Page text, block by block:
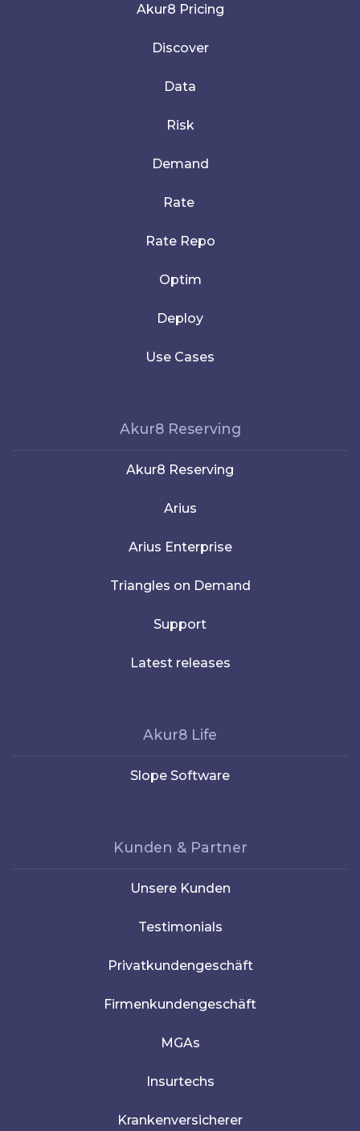
Akur8 Pricing
Discover
Data
Risk
Demand
Rate
Rate Repo
Optim
Deploy
Use Cases
Akur8 Reserving
Akur8 Reserving
Arius
Arius Enterprise
Triangles on Demand
Support
Latest releases
Akur8 Life
Slope Software
Kunden & Partner
Unsere Kunden
Testimonials
Privatkundengeschäft
Firmenkundengeschäft
MGAs
Insurtechs
Krankenversicherer